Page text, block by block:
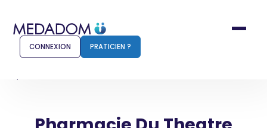
CONNEXION PRATICIEN ?